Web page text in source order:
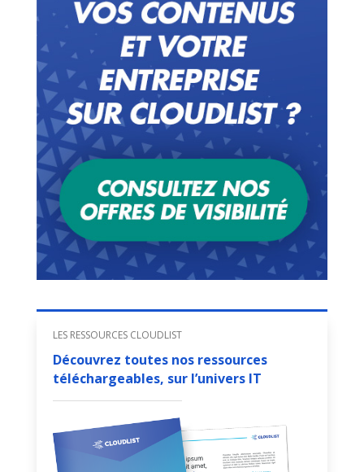
LES RESSOURCES CLOUDLIST
Découvrez toutes nos ressources
téléchargeables, sur l’univers IT